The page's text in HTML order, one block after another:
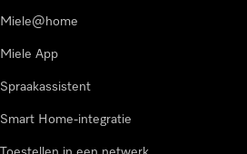
Miele@home
Miele App
Spraakassistent
Smart Home-integratie